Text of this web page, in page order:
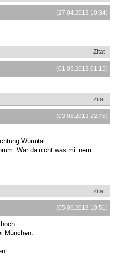
(27.04.2013 10:34)
Zitat
(01.05.2013 01:15)
Zitat
(03.05.2013 22:45)
Würmtal.
War da nicht was mit nem
Zitat
(05.06.2013 10:51)
München.